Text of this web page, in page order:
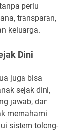
perlu
transparan,
keluarga.
Dini
juga bisa
sejak dini,
jawab, dan
memahami
sistem tolong-